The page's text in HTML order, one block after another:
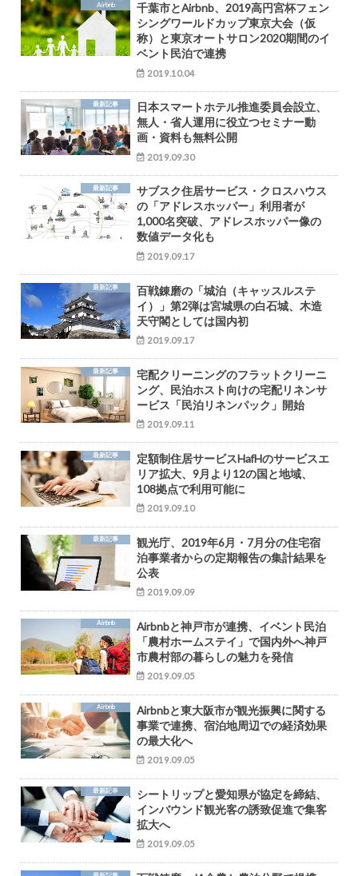
Airbnb
千葉市とAirbnb、2019高円宮杯フェン
シングワールドカップ東京大会（仮
称）と東京オートサロン2020期間のイ
ベント民泊で連携
2019.10.04
最新記事
日本スマートホテル推進委員会設立、
無人・省人運用に役立つセミナー動
画・資料も無料公開
2019.09.30
最新記事
サブスク住居サービス・クロスハウス
の「アドレスホッパー」利用者が
1,000名突破、アドレスホッパー像の
数値データ化も
2019.09.17
最新記事
百戦錬磨の「城泊（キャッスルステ
イ）」第2弾は宮城県の白石城、木造
天守閣としては国内初
2019.09.17
最新記事
宅配クリーニングのフラットクリーニ
ング、民泊ホスト向けの宅配リネンサ
ービス「民泊リネンパック」開始
2019.09.11
最新記事
定額制住居サービスHafHのサービスエ
リア拡大、9月より12の国と地域、
108拠点で利用可能に
2019.09.10
最新記事
観光庁、2019年6月・7月分の住宅宿
泊事業者からの定期報告の集計結果を
公表
2019.09.09
Airbnb
Airbnbと神戸市が連携、イベント民泊
「農村ホームステイ」で国内外へ神戸
市農村部の暮らしの魅力を発信
2019.09.05
Airbnb
Airbnbと東大阪市が観光振興に関する
事業で連携、宿泊地周辺での経済効果
の最大化へ
2019.09.05
最新記事
シートリップと愛知県が協定を締結、
インバウンド観光客の誘致促進で集客
拡大へ
2019.09.05